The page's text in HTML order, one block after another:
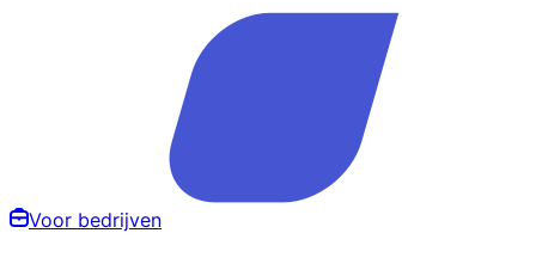
Voor bedrijven